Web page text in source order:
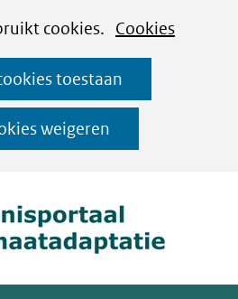
cookies. Cookies
toestaan
weigeren
Ga
naar
de
inhoud